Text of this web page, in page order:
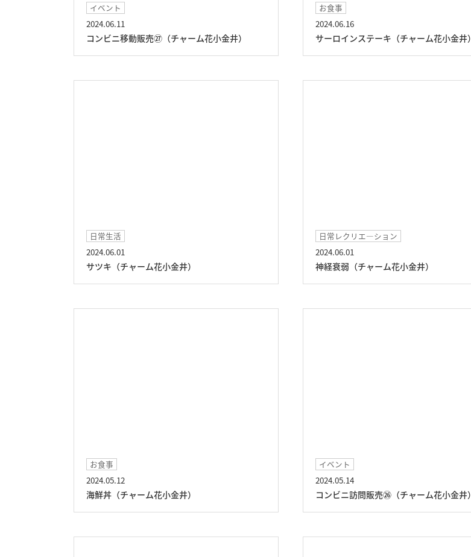
イベント
2024.06.11
コンビニ移動販売㉗（チャーム花小金井）
お食事
2024.06.16
サーロインステーキ（チャーム花小金井）
日常生活
2024.06.01
サツキ（チャーム花小金井）
日常レクリエ―ション
2024.06.01
神経衰弱（チャーム花小金井）
お食事
2024.05.12
海鮮丼（チャーム花小金井）
イベント
2024.05.14
コンビニ訪問販売㉖（チャーム花小金井）